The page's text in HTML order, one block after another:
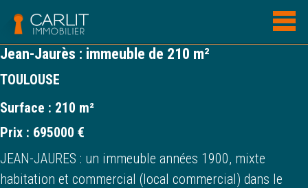
Jean-Jaurès : immeuble de 210 m²
TOULOUSE
Surface : 210 m²
Prix : 695000 €
JEAN-JAURES : un immeuble années 1900, mixte
habitation et commercial (local commercial) dans le